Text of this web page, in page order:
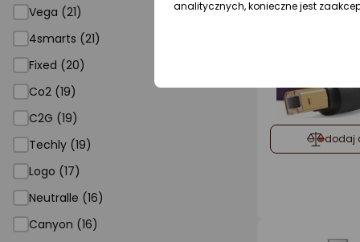
Vega (21)
4smarts (21)
Fixed (20)
Co2 (19)
C2G (19)
Techly (19)
Logo (17)
Neutralle (16)
Canyon (16)
dodaj
analitycznych, konieczne jest